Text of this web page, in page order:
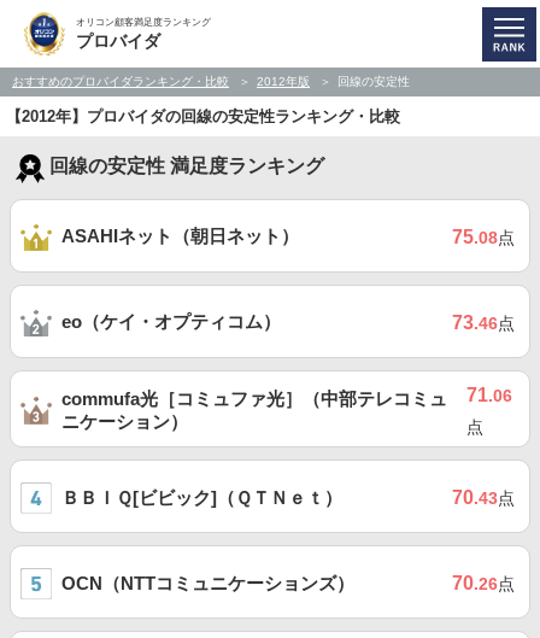
オリコン顧客満足度ランキング
プロバイダ
おすすめのプロバイダランキング・比較 2012年版 回線の安定性
【2012年】プロバイダの回線の安定性ランキング・比較
回線の安定性 満足度ランキング
ASAHIネット（朝日ネット） 75.08点
eo（ケイ・オプティコム） 73.46点
commufa光［コミュファ光］（中部テレコミュ
ニケーション）
71.06
点
ＢＢＩＱ[ビビック]（ＱＴＮｅｔ） 70.43点
OCN（NTTコミュニケーションズ） 70.26点